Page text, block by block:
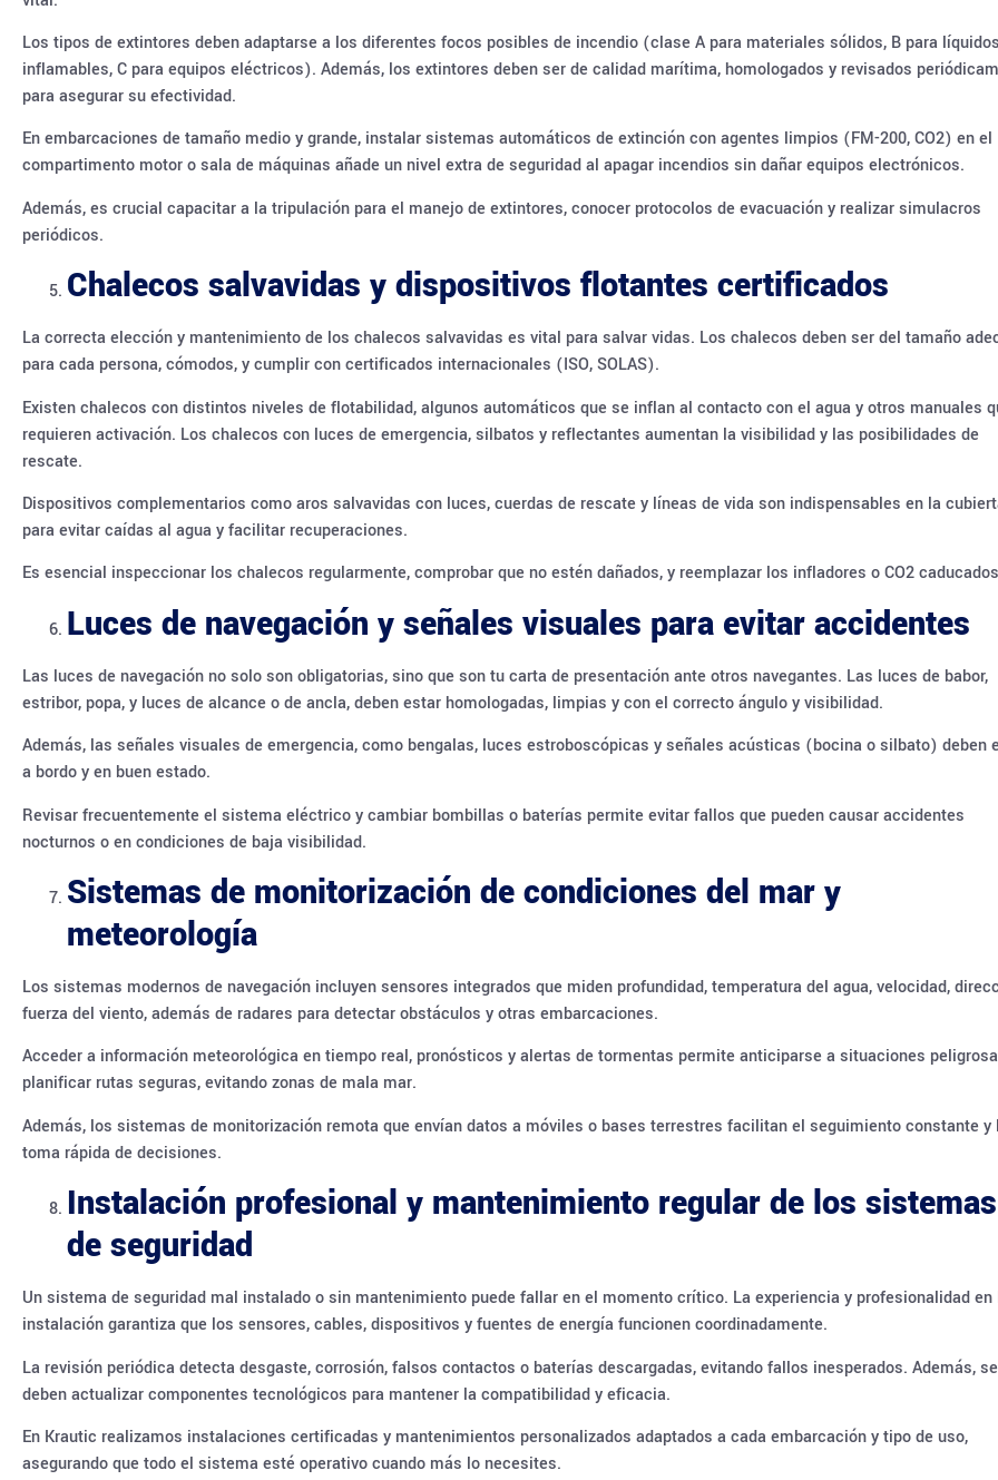
Los tipos de extintores deben adaptarse a los diferentes focos posibles de incendio (clase A para materiales sólidos, B para líquidos
inflamables, C para equipos eléctricos). Además, los extintores deben ser de calidad marítima, homologados y revisados
para asegurar su efectividad.
En embarcaciones de tamaño medio y grande, instalar sistemas automáticos de extinción con agentes limpios (FM-200, CO2) en el
compartimento motor o sala de máquinas añade un nivel extra de seguridad al apagar incendios sin dañar equipos electrónicos.
Además, es crucial capacitar a la tripulación para el manejo de extintores, conocer protocolos de evacuación y realizar simulacros
periódicos.
Chalecos salvavidas y dispositivos flotantes certificados
La correcta elección y mantenimiento de los chalecos salvavidas es vital para salvar vidas. Los chalecos deben ser del tamaño
para cada persona, cómodos, y cumplir con certificados internacionales (ISO, SOLAS).
Existen chalecos con distintos niveles de flotabilidad, algunos automáticos que se inflan al contacto con el agua y otros manuales
requieren activación. Los chalecos con luces de emergencia, silbatos y reflectantes aumentan la visibilidad y las posibilidades de
rescate.
Dispositivos complementarios como aros salvavidas con luces, cuerdas de rescate y líneas de vida son indispensables en la
para evitar caídas al agua y facilitar recuperaciones.
Es esencial inspeccionar los chalecos regularmente, comprobar que no estén dañados, y reemplazar los infladores o CO2
Luces de navegación y señales visuales para evitar accidentes
Las luces de navegación no solo son obligatorias, sino que son tu carta de presentación ante otros navegantes. Las luces de babor,
estribor, popa, y luces de alcance o de ancla, deben estar homologadas, limpias y con el correcto ángulo y visibilidad.
Además, las señales visuales de emergencia, como bengalas, luces estroboscópicas y señales acústicas (bocina o silbato) deben
a bordo y en buen estado.
Revisar frecuentemente el sistema eléctrico y cambiar bombillas o baterías permite evitar fallos que pueden causar accidentes
nocturnos o en condiciones de baja visibilidad.
Sistemas de monitorización de condiciones del mar y
meteorología
Los sistemas modernos de navegación incluyen sensores integrados que miden profundidad, temperatura del agua, velocidad,
fuerza del viento, además de radares para detectar obstáculos y otras embarcaciones.
Acceder a información meteorológica en tiempo real, pronósticos y alertas de tormentas permite anticiparse a situaciones
planificar rutas seguras, evitando zonas de mala mar.
Además, los sistemas de monitorización remota que envían datos a móviles o bases terrestres facilitan el seguimiento constante y
toma rápida de decisiones.
Instalación profesional y mantenimiento regular de los sistemas
de seguridad
Un sistema de seguridad mal instalado o sin mantenimiento puede fallar en el momento crítico. La experiencia y profesionalidad en
instalación garantiza que los sensores, cables, dispositivos y fuentes de energía funcionen coordinadamente.
La revisión periódica detecta desgaste, corrosión, falsos contactos o baterías descargadas, evitando fallos inesperados. Además, se
deben actualizar componentes tecnológicos para mantener la compatibilidad y eficacia.
En Krautic realizamos instalaciones certificadas y mantenimientos personalizados adaptados a cada embarcación y tipo de uso,
asegurando que todo el sistema esté operativo cuando más lo necesites.